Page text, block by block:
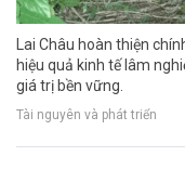
Lai Châu hoàn thiện
hiệu quả kinh tế lâm
giá trị bền vững.
Tài nguyên và phát triển